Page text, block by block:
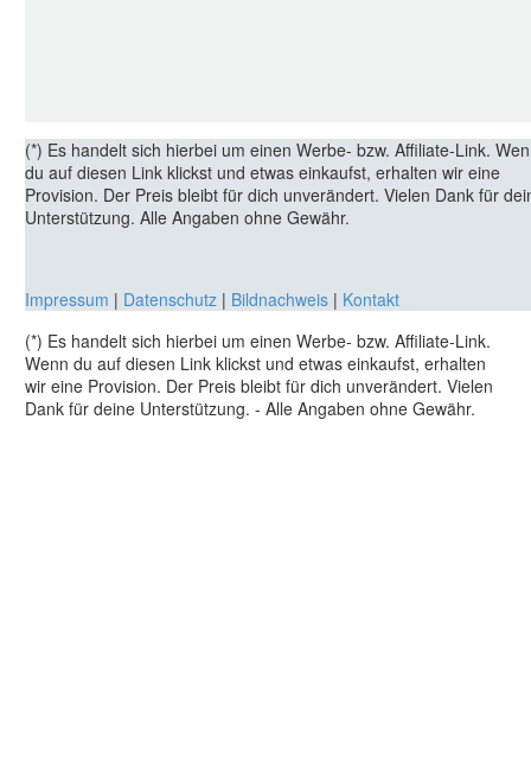
(*) Es handelt sich hierbei um einen Werbe- bzw. Affiliate-Link.
du auf diesen Link klickst und etwas einkaufst, erhalten wir eine
Provision. Der Preis bleibt für dich unverändert. Vielen Dank für
Unterstützung. Alle Angaben ohne Gewähr.
Impressum | Datenschutz | Bildnachweis | Kontakt
(*) Es handelt sich hierbei um einen Werbe- bzw. Affiliate-Link.
Wenn du auf diesen Link klickst und etwas einkaufst, erhalten
wir eine Provision. Der Preis bleibt für dich unverändert. Vielen
Dank für deine Unterstützung. - Alle Angaben ohne Gewähr.